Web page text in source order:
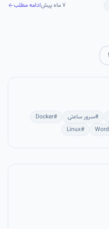
۷ ماه پیش ادامه مطلب
۱
#سرور ساعتی #
Docker
#
Linux